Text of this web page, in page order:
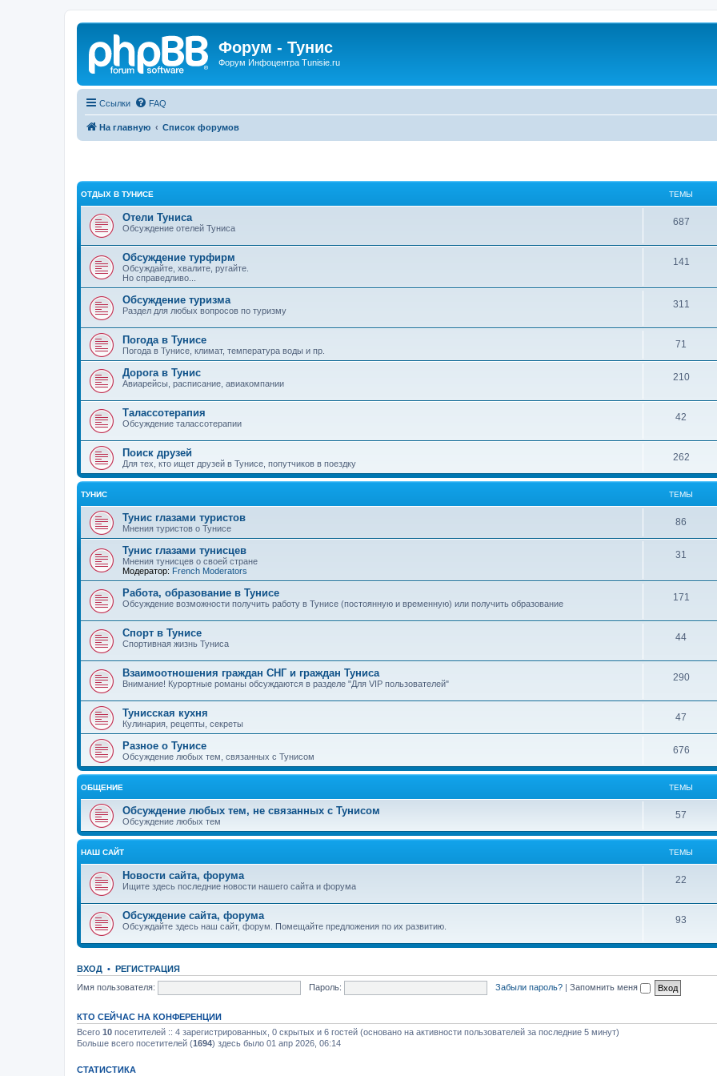
Форум - Тунис
Форум Инфоцентра Tunisie.ru
Ссылки FAQ
На главную Список форумов
ОТДЫХ В ТУНИСЕ ТЕМЫ
Отели Туниса
Обсуждение отелей Туниса
687
Обсуждение турфирм
Обсуждайте, хвалите, ругайте.
Но справедливо...
141
Обсуждение туризма
Раздел для любых вопросов по туризму
311
Погода в Тунисе
Погода в Тунисе, климат, температура воды и пр.
71
Дорога в Тунис
Авиарейсы, расписание, авиакомпании
210
Талассотерапия
Обсуждение талассотерапии
42
Поиск друзей
Для тех, кто ищет друзей в Тунисе, попутчиков в поездку
262
ТУНИС ТЕМЫ
Тунис глазами туристов
Мнения туристов о Тунисе
86
Тунис глазами тунисцев
Мнения тунисцев о своей стране
Модератор: French Moderators
31
Работа, образование в Тунисе
Обсуждение возможности получить работу в Тунисе (постоянную и временную) или получить образование
171
Спорт в Тунисе
Спортивная жизнь Туниса
44
Взаимоотношения граждан СНГ и граждан Туниса
Внимание! Курортные романы обсуждаются в разделе "Для VIP пользователей"
290
Тунисская кухня
Кулинария, рецепты, секреты
47
Разное о Тунисе
Обсуждение любых тем, связанных с Тунисом
676
ОБЩЕНИЕ ТЕМЫ
Обсуждение любых тем, не связанных с Тунисом
Обсуждение любых тем
57
НАШ САЙТ ТЕМЫ
Новости сайта, форума
Ищите здесь последние новости нашего сайта и форума
22
Обсуждение сайта, форума
Обсуждайте здесь наш сайт, форум. Помещайте предложения по их развитию.
93
ВХОД • РЕГИСТРАЦИЯ
Имя пользователя:
Пароль: Забыли пароль? | Запомнить меня
КТО СЕЙЧАС НА КОНФЕРЕНЦИИ
Всего 10 посетителей :: 4 зарегистрированных, 0 скрытых и 6 гостей (основано на активности пользователей за последние 5 минут)
Больше всего посетителей (1694) здесь было 01 апр 2026, 06:14
СТАТИСТИКА